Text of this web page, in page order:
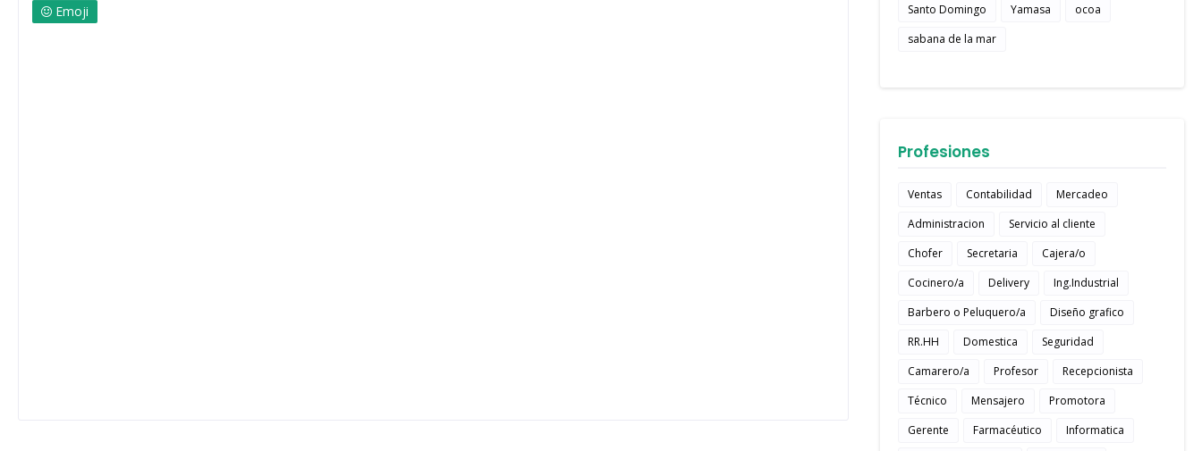
Emoji
Santo Domingo
Yamasa
ocoa
sabana de la mar
Profesiones
Ventas Contabilidad
Mercadeo
Administracion
Servicio al cliente
Chofer
Secretaria
Cajera/o
Cocinero/a
Delivery
Ing.Industrial
Barbero o Peluquero/a
Diseño grafico
RR.HH
Domestica
Seguridad
Camarero/a
Profesor
Recepcionista
Técnico
Mensajero
Promotora
Gerente
Farmacéutico
Informatica